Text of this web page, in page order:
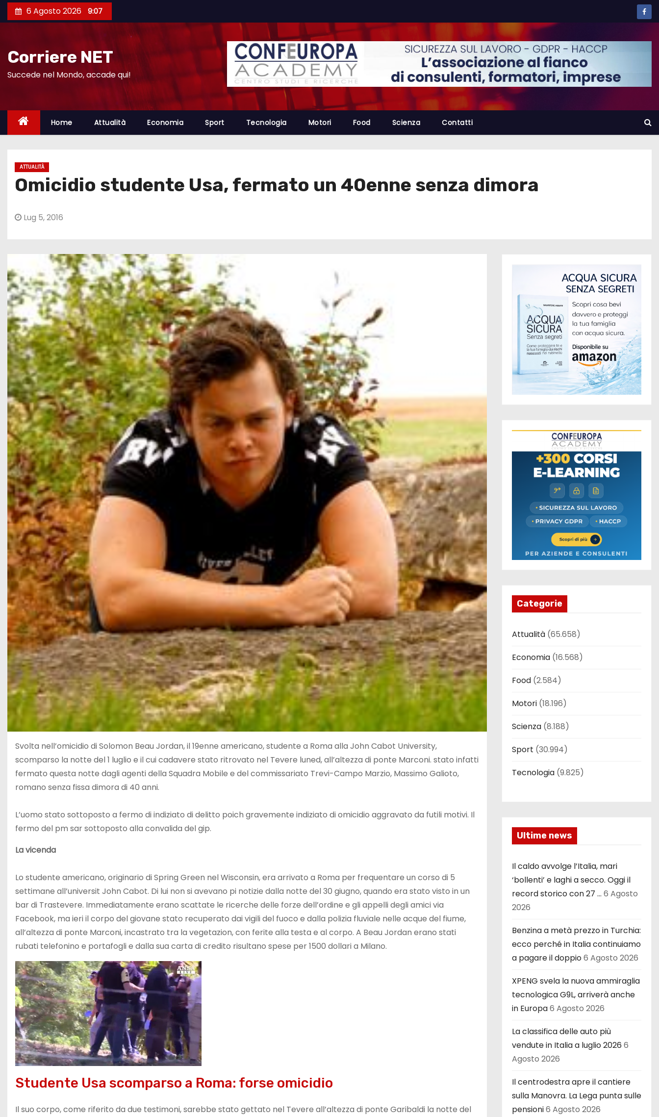
a
6 Agosto 2026 9:07
Corriere NET
Succede nel Mondo, accade qui!
Home Attualità Economia Sport Tecnologia Motori Food Scienza Contatti
ATTUALITÀ
Omicidio studente Usa, fermato un 40enne senza dimora
Lug 5, 2016
Svolta nell’omicidio di Solomon Beau Jordan, il 19enne americano, studente a Roma alla John Cabot University,
scomparso la notte del 1 luglio e il cui cadavere stato ritrovato nel Tevere luned, all’altezza di ponte Marconi. stato infatti
fermato questa notte dagli agenti della Squadra Mobile e del commissariato Trevi-Campo Marzio, Massimo Galioto,
romano senza fissa dimora di 40 anni.
L’uomo stato sottoposto a fermo di indiziato di delitto poich gravemente indiziato di omicidio aggravato da futili motivi. Il
fermo del pm sar sottoposto alla convalida del gip.
La vicenda
Lo studente americano, originario di Spring Green nel Wisconsin, era arrivato a Roma per frequentare un corso di 5
settimane all’universit John Cabot. Di lui non si avevano pi notizie dalla notte del 30 giugno, quando era stato visto in un
bar di Trastevere. Immediatamente erano scattate le ricerche delle forze dell’ordine e gli appelli degli amici via
Facebook, ma ieri il corpo del giovane stato recuperato dai vigili del fuoco e dalla polizia fluviale nelle acque del fiume,
all’altezza di ponte Marconi, incastrato tra la vegetazion, con ferite alla testa e al corpo. A Beau Jordan erano stati
rubati telefonino e portafogli e dalla sua carta di credito risultano spese per 1500 dollari a Milano.
Studente Usa scomparso a Roma: forse omicidio
Il suo corpo, come riferito da due testimoni, sarebbe stato gettato nel Tevere all’altezza di ponte Garibaldi la notte del
Categorie
Attualità (65.658)
Economia (16.568)
Food (2.584)
Motori (18.196)
Scienza (8.188)
Sport (30.994)
Tecnologia (9.825)
Ultime news
Il caldo avvolge l’Italia, mari
‘bollenti’ e laghi a secco. Oggi il
record storico con 27 … 6 Agosto
2026
Benzina a metà prezzo in Turchia:
ecco perché in Italia continuiamo
a pagare il doppio6 Agosto 2026
XPENG svela la nuova ammiraglia
tecnologica G9L, arriverà anche
in Europa6 Agosto 2026
La classifica delle auto più
vendute in Italia a luglio 2026 6
Agosto 2026
Il centrodestra apre il cantiere
sulla Manovra. La Lega punta sulle
pensioni6 Agosto 2026